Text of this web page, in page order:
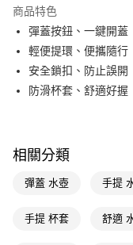
LINE Pay
Apple Pay
街口支付
【關於「AFTEE先享後付
AFTEE先享後付是「在收
即享券
商品特色
彈蓋按鈕、一鍵開蓋
輕便提環、便攜隨行
安全鎖扣、防止誤開
防滑杯套、舒適好握
相關分類
彈蓋 水壺 手提
手提 杯套 舒適